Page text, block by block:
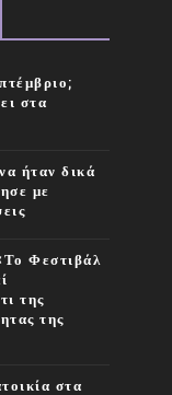
στα
ήταν δικά
με
Φεστιβάλ
της
της
στα